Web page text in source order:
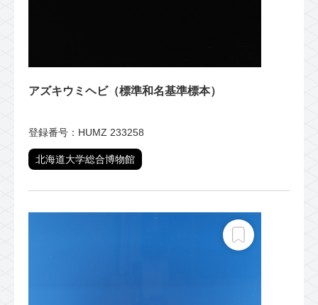
アズキウミヘビ（標準和名基準標本）
登録番号：HUMZ 233258
北海道大学総合博物館